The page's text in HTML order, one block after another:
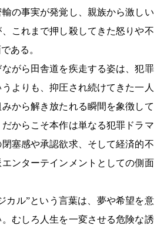
の事実が発覚し、親族から激しい
これまで押し殺してきた怒りや不
ある。
ながら田舎道を疾走する姿は、犯罪
よりも、抑圧され続けてきた一人
から解き放たれる瞬間を象徴して
からこそ本作は単なる犯罪ドラマ
塞感や承認欲求、そして経済的不
ンターテインメントとしての側面
カル”という言葉は、夢や希望を意
むしろ人生を一変させる危険な誘